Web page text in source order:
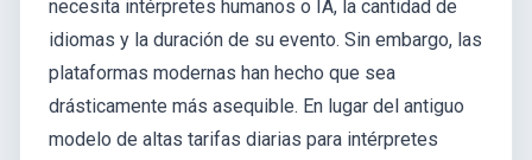
necesita intérpretes humanos o IA, la cantidad de
idiomas y la duración de su evento. Sin embargo, las
plataformas modernas han hecho que sea
drásticamente más asequible. En lugar del antiguo
modelo de altas tarifas diarias para intérpretes